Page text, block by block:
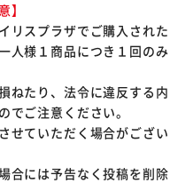
】
リスプラザでご購入された
人様１商品につき１回のみ
ねたり、法令に違反する内
でご注意ください。
せていただく場合がござい
合には予告なく投稿を削除